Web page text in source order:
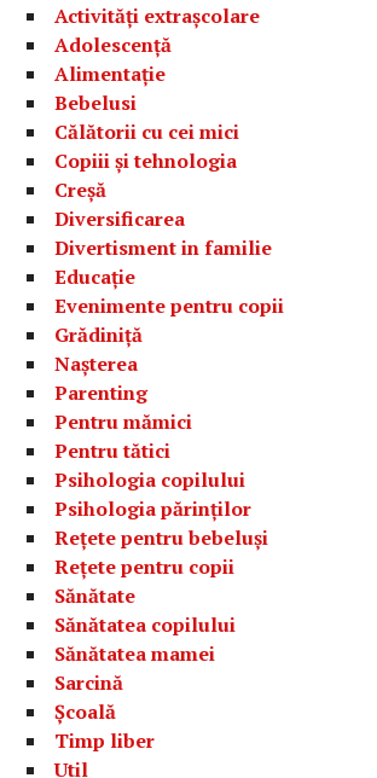
Activități extrașcolare
Adolescență
Alimentație
Bebelusi
Călătorii cu cei mici
Copiii și tehnologia
Creșă
Diversificarea
Divertisment in familie
Educație
Evenimente pentru copii
Grădiniță
Nașterea
Parenting
Pentru mămici
Pentru tătici
Psihologia copilului
Psihologia părinților
Rețete pentru bebeluși
Rețete pentru copii
Sănătate
Sănătatea copilului
Sănătatea mamei
Sarcină
Școală
Timp liber
Util